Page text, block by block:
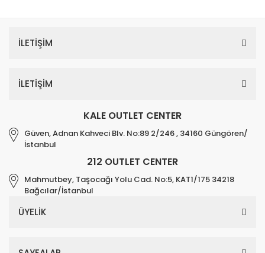
İLETİŞİM
İLETİŞİM
KALE OUTLET CENTER
Güven, Adnan Kahveci Blv. No:89 2/246 , 34160 Güngören/
İstanbul
212 OUTLET CENTER
Mahmutbey, Taşocağı Yolu Cad. No:5, KAT1/175 34218
Bağcılar/İstanbul
ÜYELİK